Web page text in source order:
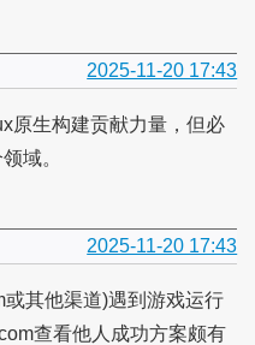
2025-11-20 17:43
原生构建贡献力量，但必
域。
2025-11-20 17:43
其他渠道)遇到游戏运行
查看他人成功方案颇有